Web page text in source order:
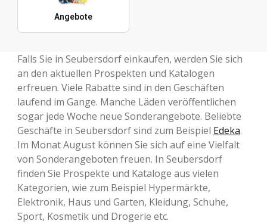
Angebote
Falls Sie in Seubersdorf einkaufen, werden Sie sich
an den aktuellen Prospekten und Katalogen
erfreuen. Viele Rabatte sind in den Geschäften
laufend im Gange. Manche Läden veröffentlichen
sogar jede Woche neue Sonderangebote. Beliebte
Geschäfte in Seubersdorf sind zum Beispiel Edeka.
Im Monat August können Sie sich auf eine Vielfalt
von Sonderangeboten freuen. In Seubersdorf
finden Sie Prospekte und Kataloge aus vielen
Kategorien, wie zum Beispiel Hypermärkte,
Elektronik, Haus und Garten, Kleidung, Schuhe,
Sport, Kosmetik und Drogerie etc.